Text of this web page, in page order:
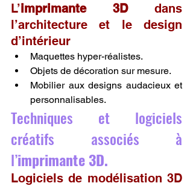
L’imprimante 3D dans
l’architecture et le design
d’intérieur
Maquettes hyper-réalistes.
Objets de décoration sur mesure.
Mobilier aux designs audacieux et
personnalisables.
Techniques et logiciels
créatifs associés à
l’imprimante 3D.
Logiciels de modélisation 3D